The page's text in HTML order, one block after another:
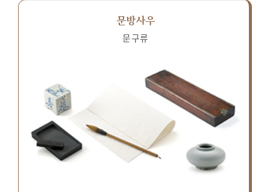
문방사우
문구류